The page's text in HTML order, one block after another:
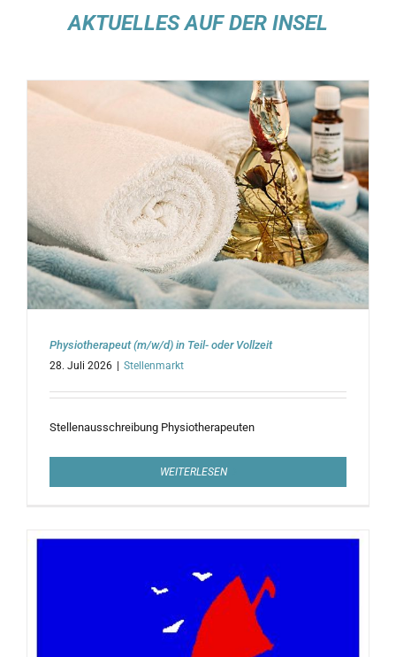
AKTUELLES AUF DER INSEL
Physiotherapeut (m/w/d) in Teil- oder Vollzeit
28. Juli 2026 | Stellenmarkt
Stellenausschreibung Physiotherapeuten
WEITERLESEN